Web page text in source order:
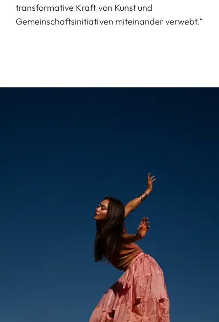
transformative Kraft von Kunst und
Gemeinschaftsinitiativen miteinander verwebt.“